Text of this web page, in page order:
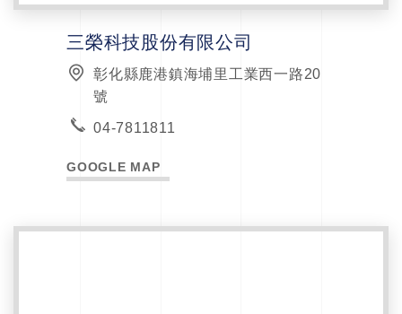
三榮科技股份有限公司
彰化縣鹿港鎮海埔里工業西一路20
號
04-7811811
GOOGLE MAP